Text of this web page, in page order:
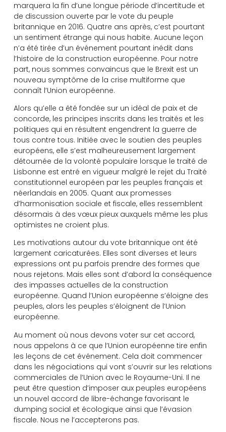
marquera la fin d’une longue période d’incertitude et
de discussion ouverte par le vote du peuple
britannique en 2016. Quatre ans après, c’est pourtant
un sentiment étrange qui nous habite. Aucune leçon
n’a été tirée d’un événement pourtant inédit dans
l’histoire de la construction européenne. Pour notre
part, nous sommes convaincus que le Brexit est un
nouveau symptôme de la crise multiforme que
connaît l’Union européenne.
Alors qu’elle a été fondée sur un idéal de paix et de
concorde, les principes inscrits dans les traités et les
politiques qui en résultent engendrent la guerre de
tous contre tous. Initiée avec le soutien des peuples
européens, elle s’est malheureusement largement
détournée de la volonté populaire lorsque le traité de
Lisbonne est entré en vigueur malgré le rejet du Traité
constitutionnel européen par les peuples français et
néerlandais en 2005. Quant aux promesses
d’harmonisation sociale et fiscale, elles ressemblent
désormais à des vœux pieux auxquels même les plus
optimistes ne croient plus.
Les motivations autour du vote britannique ont été
largement caricaturées. Elles sont diverses et leurs
expressions ont pu parfois prendre des formes que
nous rejetons. Mais elles sont d’abord la conséquence
des impasses actuelles de la construction
européenne. Quand l’Union européenne s’éloigne des
peuples, alors les peuples s’éloignent de l’Union
européenne.
Au moment où nous devons voter sur cet accord,
nous appelons à ce que l’Union européenne tire enfin
les leçons de cet événement. Cela doit commencer
dans les négociations qui vont s’ouvrir sur les relations
commerciales de l’Union avec le Royaume-Uni. Il ne
peut être question d’imposer aux peuples européens
un nouvel accord de libre-échange favorisant le
dumping social et écologique ainsi que l’évasion
fiscale. Nous ne l’accepterons pas.